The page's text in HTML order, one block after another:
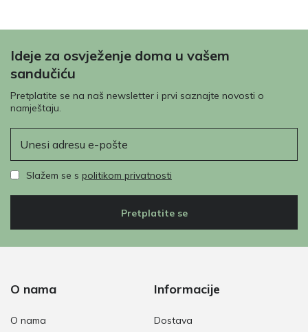
Ideje za osvježenje doma u vašem
sandučiću
Pretplatite se na naš newsletter i prvi saznajte novosti o
namještaju.
Slažem se s politikom privatnosti
Pretplatite se
O nama
O nama
Informacije
Dostava